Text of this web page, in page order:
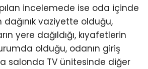
incelemede ise oda içinde
vaziyette olduğu,
yere dağıldığı, kıyafetlerin
olduğu, odanın giriş
salonda TV ünitesinde diğer